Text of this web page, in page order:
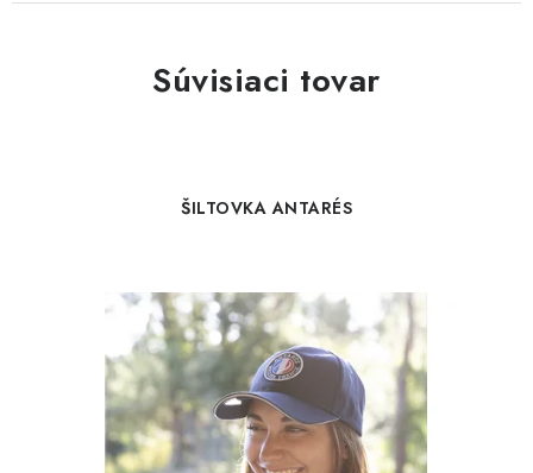
Súvisiaci tovar
ŠILTOVKA ANTARÉS